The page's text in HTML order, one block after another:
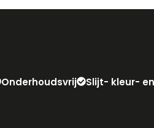
Onderhoudsvrij Slijt- kleur-